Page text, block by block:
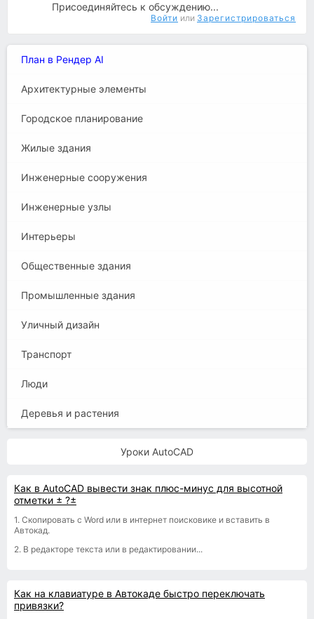
Присоединяйтесь к обсуждению...
Войти или Зарегистрироваться
План в Рендер AI
Архитектурные элементы
Городское планирование
Жилые здания
Инженерные сооружения
Инженерные узлы
Интерьеры
Общественные здания
Промышленные здания
Уличный дизайн
Транспорт
Люди
Деревья и растения
Уроки AutoCAD
Как в AutoCAD вывести знак плюс-минус для высотной
отметки ± ?±
1. Скопировать с Word или в интернет поисковике и вставить в
Автокад.
2. В редакторе текста или в редактировании...
Как на клавиатуре в Автокаде быстро переключать
привязки?